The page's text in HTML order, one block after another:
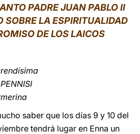
PADRE JUAN PABLO II
SOBRE LA ESPIRITUALIDAD
DE LOS LAICOS
saber que los días 9 y 10 del
tendrá lugar en Enna un